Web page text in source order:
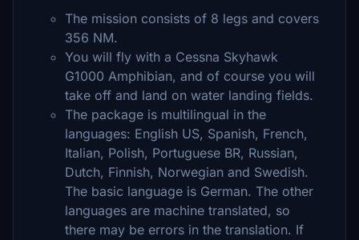
The mission consists of 8 legs and covers
356 NM.
You will fly with a Cessna Skyhawk
G1000 Amphibian, and of course you will
take off and land on water landing fields.
The package is multilingual in the
languages: English US, Spanish, French,
Italian, Polish, Portuguese BR, Russian,
Dutch, Finnish, Norwegian and Swedish.
The basic language is German. The other
languages are machine translated, so
there may be errors in the translation. If